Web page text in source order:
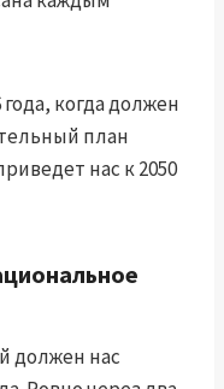
когда должен
план
нас к 2050
должен нас